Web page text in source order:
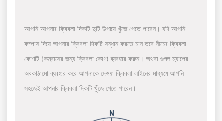
আপনি আপনার ক্বিবলা দিকটি দুটি উপায়ে খুঁজে পেতে পারেন। যদি আপনি
কম্পাস দিয়ে আপনার ক্বিবলা দিকটি সন্ধান করতে চান তবে নীচের ক্বিবলা
কোণটি (কম্বাসের জন্য ক্বিবলা কোণ) ব্যবহার করুন। অথবা গুগল ম্যাপের
অবকাঠামো ব্যবহার করে আপনাকে দেওয়া ক্বিবলা লাইনের মাধ্যমে আপনি
সহজেই আপনার ক্বিবলা দিকটি খুঁজে পেতে পারেন।